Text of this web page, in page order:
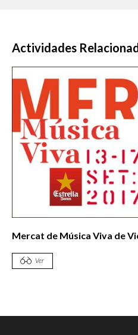
Actividades
Mercat de Música Viva de
Ver